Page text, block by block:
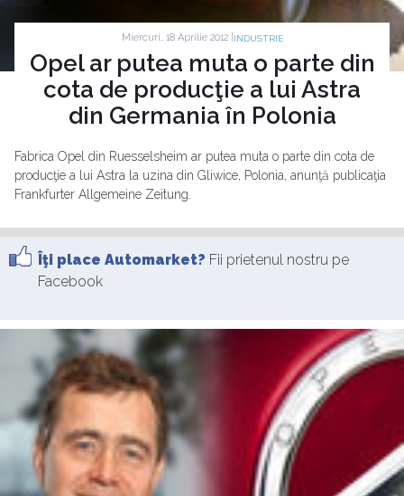
Miercuri, 18 Aprilie 2012 | INDUSTRIE
Opel ar putea muta o parte din
cota de producţie a lui Astra
din Germania în Polonia
Fabrica Opel din Ruesselsheim ar putea muta o parte din cota de
producţie a lui Astra la uzina din Gliwice, Polonia, anunţă publicaţia
Frankfurter Allgemeine Zeitung.
Îţi place Automarket? Fii prietenul nostru pe
Facebook